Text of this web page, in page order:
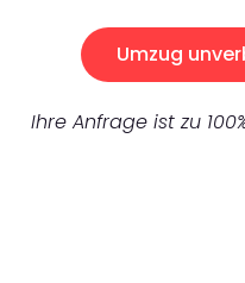
Umzug
Ihre Anfrage ist zu